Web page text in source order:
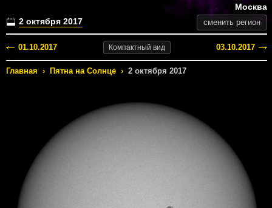
2 октября 2017
Москва
сменить регион
01.10.2017 Компактный вид 03.10.2017
Главная › Пятна на Солнце › 2 октября 2017